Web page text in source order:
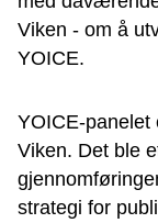
Viken - om å
YOICE.
YOICE-panelet
Viken. Det ble
strategi for